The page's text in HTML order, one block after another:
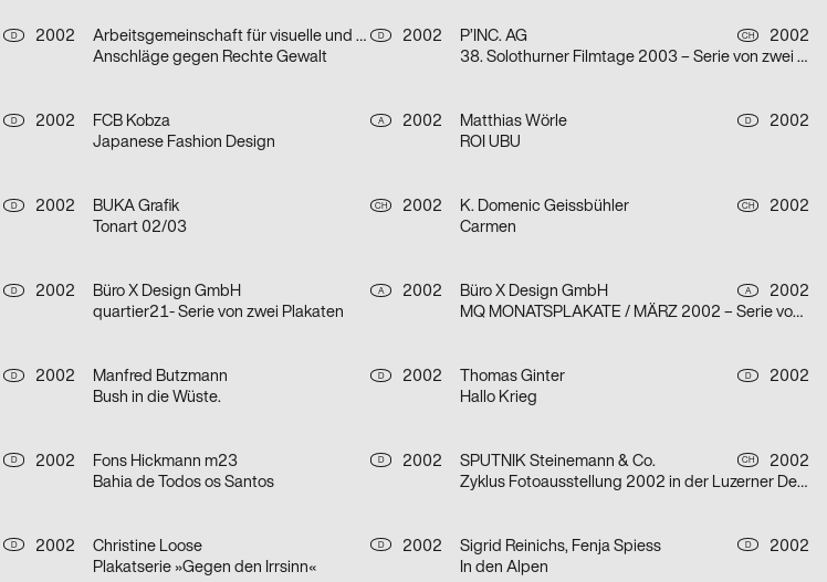
D
2002
Arbeitsgemeinschaft für visuelle und verbale Kommunikation Uwe Loesch D
2002
Anschläge gegen Rechte Gewalt
P’INC. AG CH
2002
38. Solothurner Filmtage 2003 – Serie von zwei Plakaten
D
2002
FCB Kobza A
2002
Japanese Fashion Design
Matthias Wörle D
2002
ROI UBU
D
2002
BUKA Grafik CH
2002
Tonart 02/03
K. Domenic Geissbühler CH
2002
Carmen
D
2002
Büro X Design GmbH A
2002
quartier21- Serie von zwei Plakaten
Büro X Design GmbH A
2002
MQ MONATSPLAKATE / MÄRZ 2002 – Serie von zwei Plakaten
D
2002
Manfred Butzmann D
2002
Bush in die Wüste.
Thomas Ginter D
2002
Hallo Krieg
D
2002
Fons Hickmann m23 D
2002
Bahia de Todos os Santos
SPUTNIK Steinemann & Co. CH
2002
Zyklus Fotoausstellung 2002 in der Luzerner Designgalerie – Serie von drei Plakaten
D
2002
Christine Loose D
2002
Plakatserie »Gegen den Irrsinn«
Sigrid Reinichs, Fenja Spiess D
2002
In den Alpen